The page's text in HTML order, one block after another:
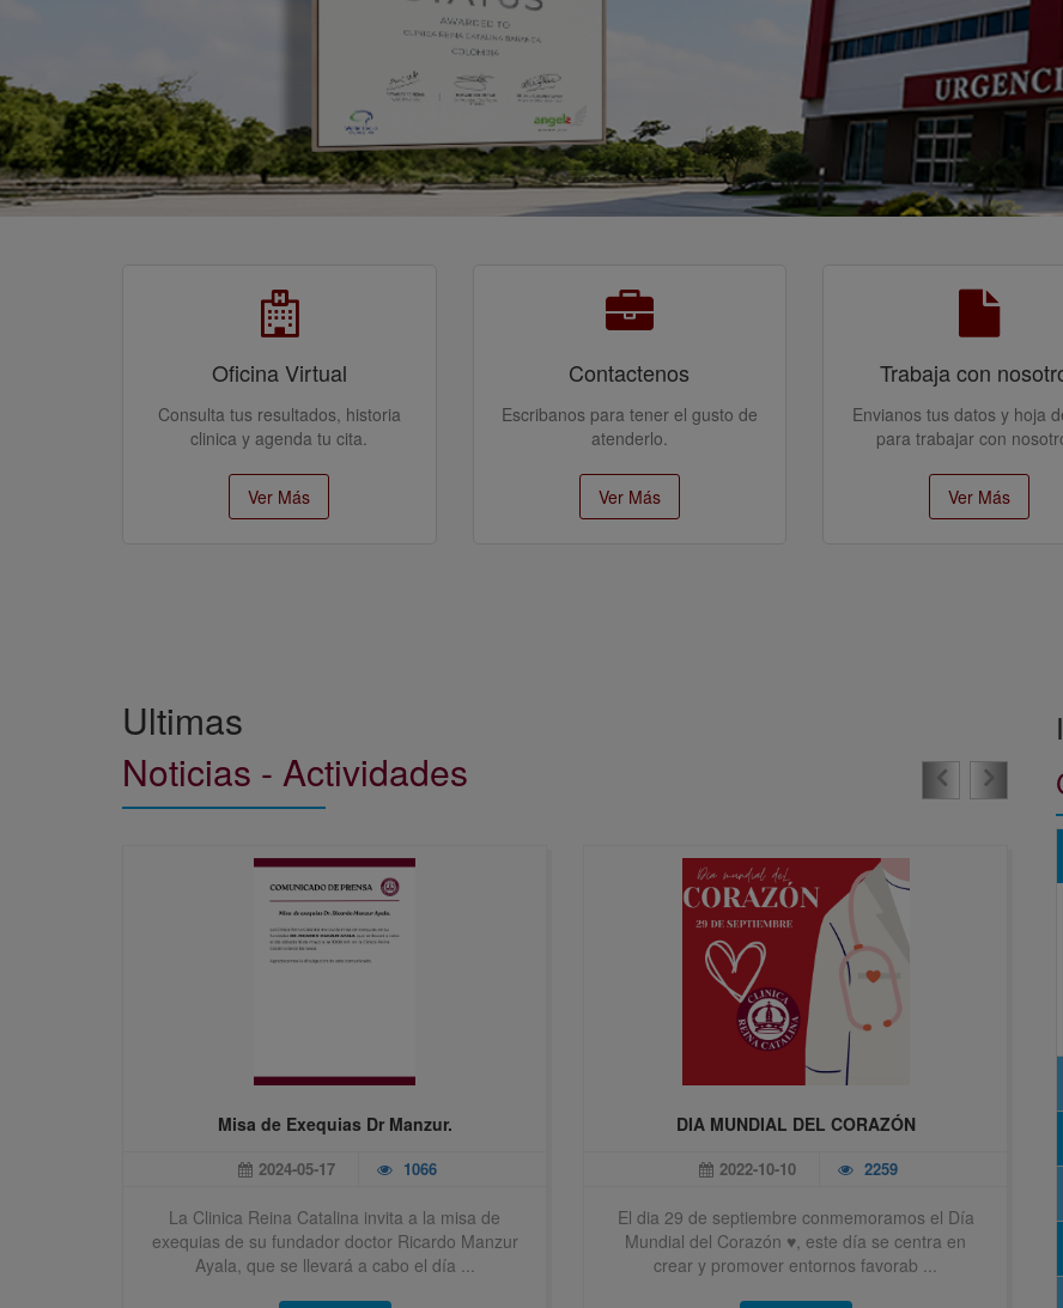
Oficina Virtual
Consulta tus resultados, historia
clinica y agenda tu cita.
Ver Más
Contactenos
Escribanos para tener el gusto de
atenderlo.
Ver Más
Trabaja con
Envianos tus datos y hoja
para trabajar con
Ver Más
Ultimas
Noticias - Actividades
Misa de Exequias Dr Manzur.
2024-05-17 1066
La Clinica Reina Catalina invita a la misa de
exequias de su fundador doctor Ricardo Manzur
Ayala, que se llevará a cabo el día ...
DIA MUNDIAL DEL CORAZÓN
2022-10-10 2259
El dia 29 de septiembre conmemoramos el Día
Mundial del Corazón ♥️, este día se centra en
crear y promover entornos favorab ...
Previous